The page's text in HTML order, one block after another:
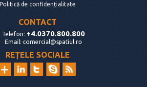
Politică de confidențialitate
CONTACT
Telefon: +4.0370.800.800
Email: comercial@spatiul.ro
REȚELE SOCIALE